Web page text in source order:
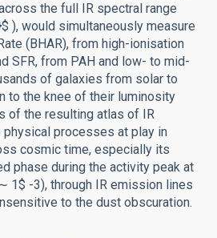
the full IR spectral range
), would simultaneously measure
(BHAR), from high-ionisation
SFR, from PAH and low- to mid-
of galaxies from solar to
to the knee of their luminosity
of the resulting atlas of IR
processes at play in
cosmic time, especially its
phase during the activity peak at
1$ -3), through IR emission lines
to the dust obscuration.